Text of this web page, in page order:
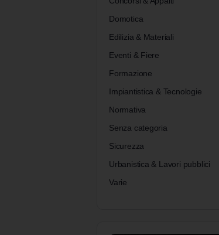
Domotica
Edilizia & Materiali
Eventi & Fiere
Formazione
Impiantistica & Tecnologie
Normativa
Senza categoria
Sicurezza
Urbanistica & Lavori pubblici
Varie